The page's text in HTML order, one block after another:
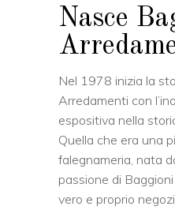
Nasce
Nel 1978 inizia la
Arredamenti con
espositiva nella
Quella che era una
falegnameria, nata
passione di
vero e proprio